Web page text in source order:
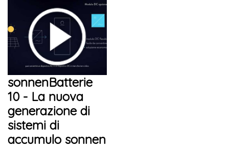
sonnenBatterie
10 - La nuova
generazione di
sistemi di
accumulo sonnen